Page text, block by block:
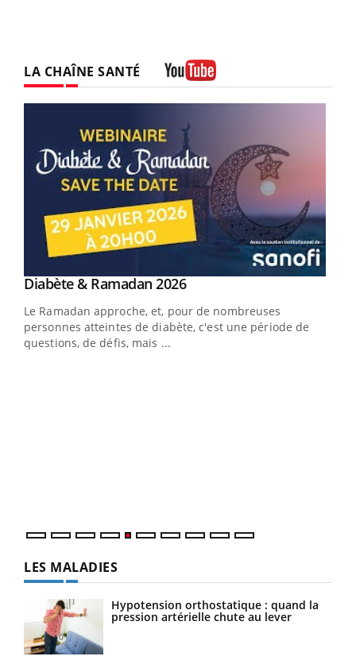
LA CHAÎNE SANTÉ
Youtube
Diabète & Ramadan 2026Youtube
Le Ramadan approche, et, pour de nombreuses
personnes atteintes de diabète, c'est une période de
questions, de défis, mais ...
LES MALADIES
Hypotension orthostatique : quand la
pression artérielle chute au lever